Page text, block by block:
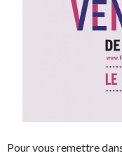
Pour vous remettre